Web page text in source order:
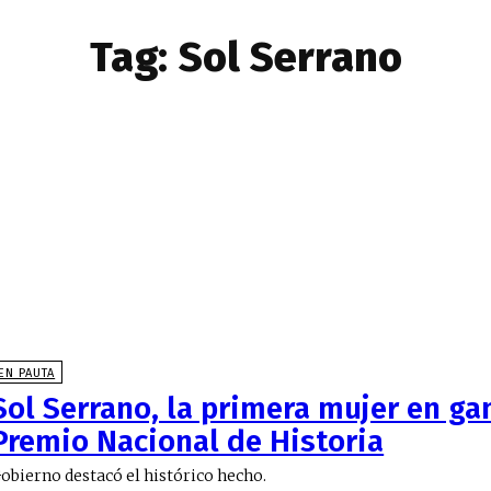
Tag: Sol Serrano
PAUTA
Serrano, la primera mujer en
Nacional de Historia
destacó el histórico hecho.